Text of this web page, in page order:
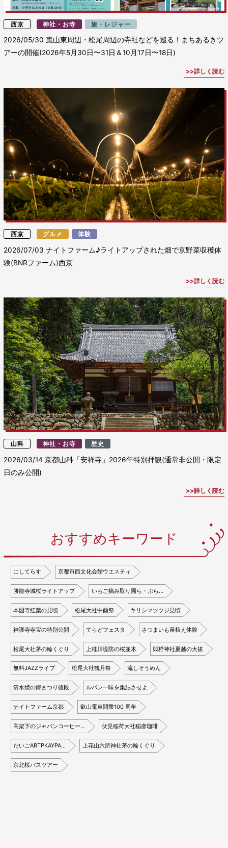
西京 神社・お寺 旅・レジャー
2026/05/30 嵐山東周辺・松尾周辺の寺社などを巡る！まちあるきツ
アーの開催(2026年5月30日〜31日＆10月17日〜18日)
詳しく読む
西京 グルメ 体験
2026/07/03ナイトファーム♪ライトアップされた畑で京野菜収穫体
験(BNRファーム)西京
詳しく読む
山科 神社・お寺 歴史
2026/03/14京都山科「安祥寺」2026年特別拝観(通常非公開・限定
日のみ公開)
詳しく読む
おすすめキーワード
にしてらす 京都市西文化会館ウエスティ
勝龍寺城桜ライトアップ いちご摘み取り園ら・ぷら…
本圀寺紅葉の見頃 松尾大社中酉祭 キリシマツツジ見頃
神護寺寺宝の特別公開 てらどフェスタ さつまいも苗植え体験
松尾大社茅の輪くぐり 上桂川堤防の桜並木 與杼神社夏越の大祓
無料JAZZライブ 松尾大社観月祭 流しそうめん
清水焼の郷まつり値段 ルパン一味を集結させよ
ナイトファーム京都 叡山電車開業100 周年
高架下のジャパンコーヒー… 伏見稲荷大社稲彦珈琲
だいごARTPKAYPA… 上花山六所神社茅の輪くぐり
京北桜バスツアー